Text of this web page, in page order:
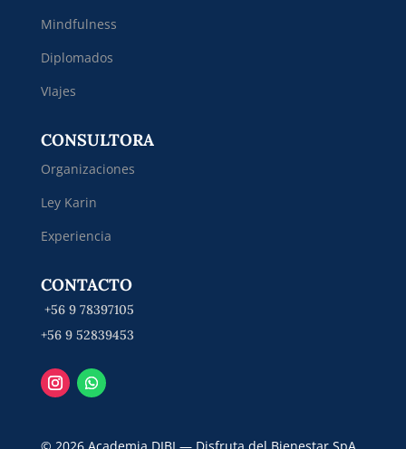
Mindfulness
Diplomados
VIajes
CONSULTORA
Organizaciones
Ley Karin
Experiencia
CONTACTO
+56 9 78397105
+56 9 52839453
© 2026 Academia DIBI — Disfruta del Bienestar SpA